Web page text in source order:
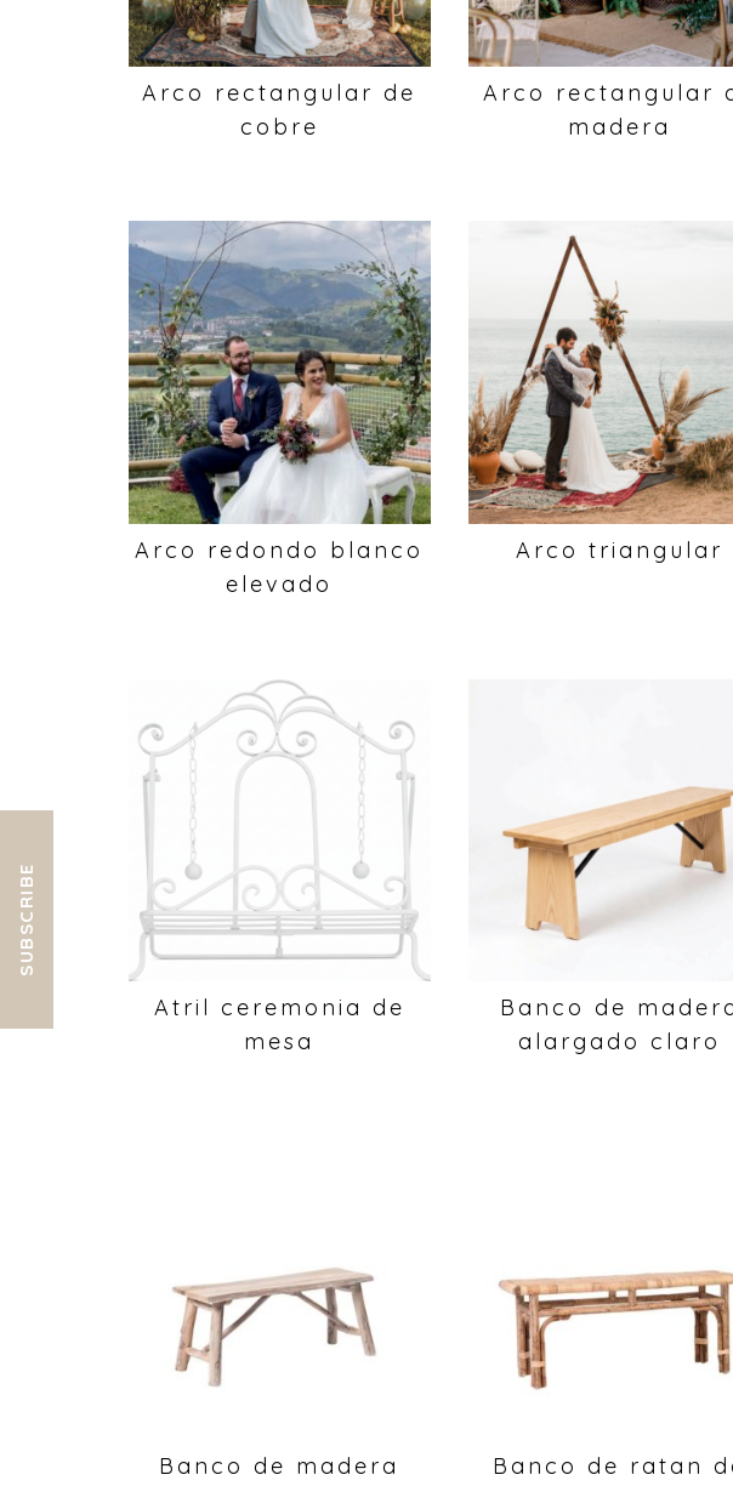
Arco rectangular de
cobre
Arco rectangular
madera
Arco redondo blanco
elevado
Arco triangular
Atril ceremonia de
mesa
Banco de
alargado claro
Banco de madera
Banco de ratan
SUBSCRIBE